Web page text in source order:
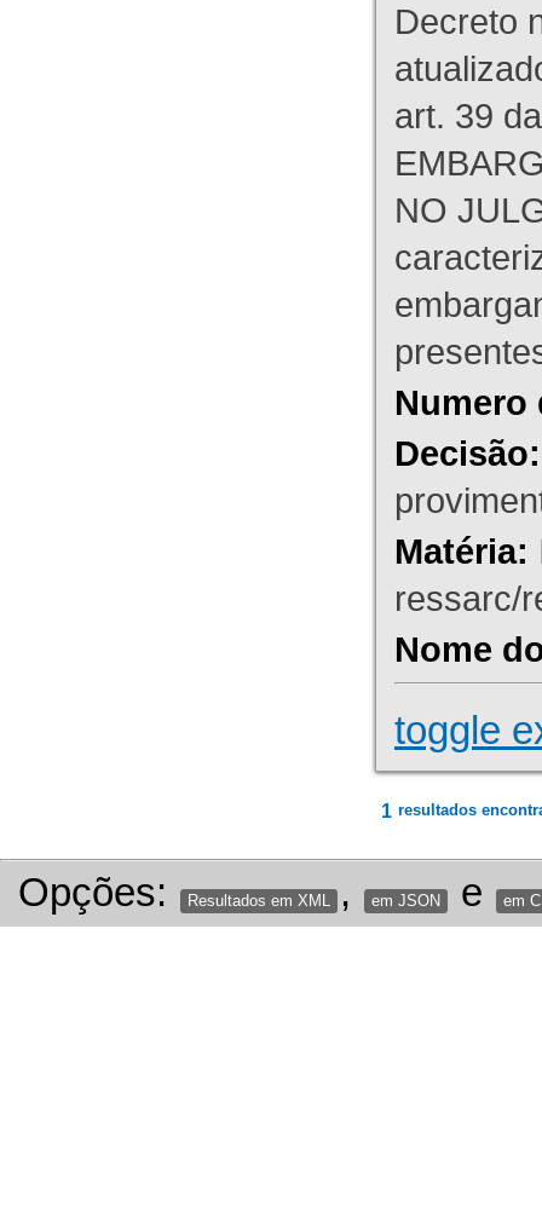
Decreto
art. 39
NO
Numero
Decisão:
Matéria:
ressarc/
Nome
toggle
1 resultados
Opções: Resultados em XML , em JSON e em